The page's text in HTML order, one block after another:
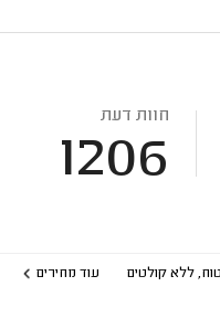
חוות דעת
1206
עוד מחירים